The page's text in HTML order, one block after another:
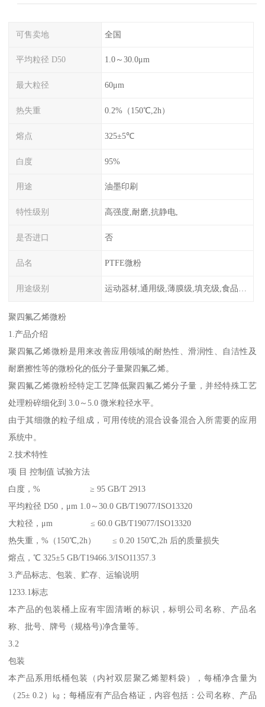
可售卖地 全国
平均粒径 D50 1.0～30.0μm
最大粒径 60μm
热失重 0.2%（150℃,2h）
熔点 325±5℃
白度 95%
用途 油墨印刷
特性级别 高强度,耐磨,抗静电,
是否进口 否
品名 PTFE微粉
用途级别
聚四氟乙烯微粉
1.产品介绍
聚四氟乙烯微粉是用来改善应用领域的耐热性、滑润性、自洁性及
耐磨擦性等的微粉化的低分子量聚四氟乙烯。
聚四氟乙烯微粉经特定工艺降低聚四氟乙烯分子量，并经特殊工艺
处理粉碎细化到 3.0～5.0 微米粒径水平。
由于其细微的粒子组成，可用传统的混合设备混合入所需要的应用
系统中。
2.技术特性
项 目 控制值 试验方法
白度，% ≥ 95 GB/T 2913
平均粒径 D50，μm 1.0～30.0 GB/T19077/ISO13320
大粒径，μm ≤ 60.0 GB/T19077/ISO13320
热失重，%（150℃,2h） ≤ 0.20 150℃,2h 后的质量损失
熔点，℃ 325±5 GB/T19466.3/ISO11357.3
3.产品标志、包装、贮存、运输说明
1233.1标志
本产品的包装桶上应有牢固清晰的标识，标明公司名称、产品名
称、批号、牌号（规格号)净含量等。
3.2
包装
本产品系用纸桶包装（内衬双层聚乙烯塑料袋），每桶净含量为
（25± 0.2）㎏；每桶应有产品合格证，内容包括：公司名称、产品